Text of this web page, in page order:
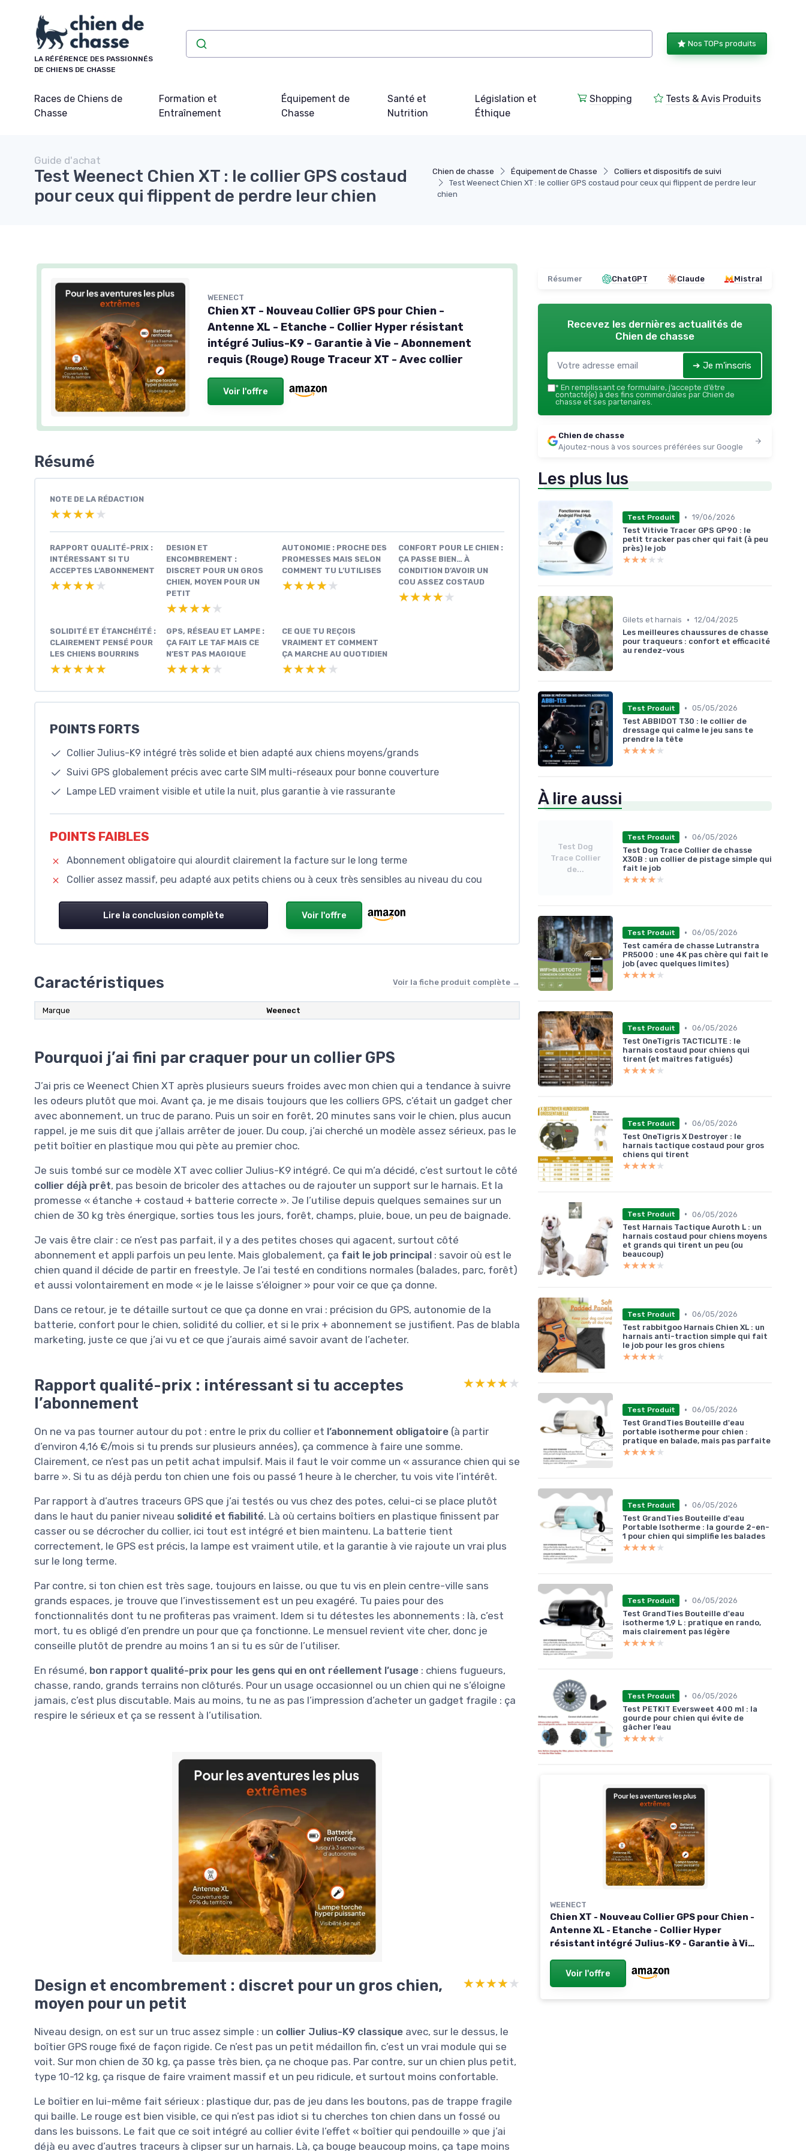
LA RÉFÉRENCE DES PASSIONNÉS
DE CHIENS DE CHASSE
Nos TOPs produits
Races de Chiens de
Chasse
Formation et
Entraînement
Équipement de
Chasse
Santé et
Nutrition
Législation et
Éthique
Shopping Tests & Avis Produits
Chien de chasse Équipement de Chasse
Colliers et dispositifs de suivi
Test Weenect Chien XT : le collier GPS costaud pour ceux qui flippent de perdre leur
chien
Guide d'achat
Test Weenect Chien XT : le collier GPS costaud
pour ceux qui flippent de perdre leur chien
WEENECT
Chien XT - Nouveau Collier GPS pour Chien -
Antenne XL - Etanche - Collier Hyper résistant
intégré Julius-K9 - Garantie à Vie - Abonnement
requis (Rouge) Rouge Traceur XT - Avec collier
Voir l'offre
Résumé
NOTE DE LA RÉDACTION
★★★★★
★★★★★
RAPPORT QUALITÉ-PRIX :
INTÉRESSANT SI TU
ACCEPTES L’ABONNEMENT
★★★★★
★★★★★
DESIGN ET
ENCOMBREMENT :
DISCRET POUR UN GROS
CHIEN, MOYEN POUR UN
PETIT
★★★★★
★★★★★
AUTONOMIE : PROCHE DES
PROMESSES MAIS SELON
COMMENT TU L’UTILISES
★★★★★
★★★★★
CONFORT POUR LE CHIEN :
ÇA PASSE BIEN… À
CONDITION D’AVOIR UN
COU ASSEZ COSTAUD
★★★★★
★★★★★
SOLIDITÉ ET ÉTANCHÉITÉ :
CLAIREMENT PENSÉ POUR
LES CHIENS BOURRINS
★★★★★
★★★★★
GPS, RÉSEAU ET LAMPE :
ÇA FAIT LE TAF MAIS CE
N’EST PAS MAGIQUE
★★★★★
★★★★★
CE QUE TU REÇOIS
VRAIMENT ET COMMENT
ÇA MARCHE AU QUOTIDIEN
★★★★★
★★★★★
POINTS FORTS
Collier Julius-K9 intégré très solide et bien adapté aux chiens moyens/grands
Suivi GPS globalement précis avec carte SIM multi-réseaux pour bonne couverture
Lampe LED vraiment visible et utile la nuit, plus garantie à vie rassurante
POINTS FAIBLES
Abonnement obligatoire qui alourdit clairement la facture sur le long terme
Collier assez massif, peu adapté aux petits chiens ou à ceux très sensibles au niveau du cou
Lire la conclusion complète Voir l'offre
Caractéristiques Voir la fiche produit complète →
Marque Weenect
Pourquoi j’ai fini par craquer pour un collier GPS
J’ai pris ce Weenect Chien XT après plusieurs sueurs froides avec mon chien qui a tendance à suivre
les odeurs plutôt que moi. Avant ça, je me disais toujours que les colliers GPS, c’était un gadget cher
avec abonnement, un truc de parano. Puis un soir en forêt, 20 minutes sans voir le chien, plus aucun
rappel, je me suis dit que j’allais arrêter de jouer. Du coup, j’ai cherché un modèle assez sérieux, pas le
petit boîtier en plastique mou qui pète au premier choc.
Je suis tombé sur ce modèle XT avec collier Julius-K9 intégré. Ce qui m’a décidé, c’est surtout le côté
collier déjà prêt, pas besoin de bricoler des attaches ou de rajouter un support sur le harnais. Et la
promesse « étanche + costaud + batterie correcte ». Je l’utilise depuis quelques semaines sur un
chien de 30 kg très énergique, sorties tous les jours, forêt, champs, pluie, boue, un peu de baignade.
Je vais être clair : ce n’est pas parfait, il y a des petites choses qui agacent, surtout côté
abonnement et appli parfois un peu lente. Mais globalement, ça fait le job principal : savoir où est le
chien quand il décide de partir en freestyle. Je l’ai testé en conditions normales (balades, parc, forêt)
et aussi volontairement en mode « je le laisse s’éloigner » pour voir ce que ça donne.
Dans ce retour, je te détaille surtout ce que ça donne en vrai : précision du GPS, autonomie de la
batterie, confort pour le chien, solidité du collier, et si le prix + abonnement se justifient. Pas de blabla
marketing, juste ce que j’ai vu et ce que j’aurais aimé savoir avant de l’acheter.
Rapport qualité-prix : intéressant si tu acceptes
l’abonnement
★★★★★
★★★★★
On ne va pas tourner autour du pot : entre le prix du collier et l’abonnement obligatoire (à partir
d’environ 4,16 €/mois si tu prends sur plusieurs années), ça commence à faire une somme.
Clairement, ce n’est pas un petit achat impulsif. Mais il faut le voir comme un « assurance chien qui se
barre ». Si tu as déjà perdu ton chien une fois ou passé 1 heure à le chercher, tu vois vite l’intérêt.
Par rapport à d’autres traceurs GPS que j’ai testés ou vus chez des potes, celui-ci se place plutôt
dans le haut du panier niveau solidité et fiabilité. Là où certains boîtiers en plastique finissent par
casser ou se décrocher du collier, ici tout est intégré et bien maintenu. La batterie tient
correctement, le GPS est précis, la lampe est vraiment utile, et la garantie à vie rajoute un vrai plus
sur le long terme.
Par contre, si ton chien est très sage, toujours en laisse, ou que tu vis en plein centre-ville sans
grands espaces, je trouve que l’investissement est un peu exagéré. Tu paies pour des
fonctionnalités dont tu ne profiteras pas vraiment. Idem si tu détestes les abonnements : là, c’est
mort, tu es obligé d’en prendre un pour que ça fonctionne. Le mensuel revient vite cher, donc je
conseille plutôt de prendre au moins 1 an si tu es sûr de l’utiliser.
En résumé, bon rapport qualité-prix pour les gens qui en ont réellement l’usage : chiens fugueurs,
chasse, rando, grands terrains non clôturés. Pour un usage occasionnel ou un chien qui ne s’éloigne
jamais, c’est plus discutable. Mais au moins, tu ne as pas l’impression d’acheter un gadget fragile : ça
respire le sérieux et ça se ressent à l’utilisation.
Design et encombrement : discret pour un gros chien,
moyen pour un petit
★★★★★
★★★★★
Niveau design, on est sur un truc assez simple : un collier Julius-K9 classique avec, sur le dessus, le
boîtier GPS rouge fixé de façon rigide. Ce n’est pas un petit médaillon fin, c’est un vrai module qui se
voit. Sur mon chien de 30 kg, ça passe très bien, ça ne choque pas. Par contre, sur un chien plus petit,
type 10-12 kg, ça risque de faire vraiment massif et un peu ridicule, et surtout moins confortable.
Le boîtier en lui-même fait sérieux : plastique dur, pas de jeu dans les boutons, pas de trappe fragile
qui baille. Le rouge est bien visible, ce qui n’est pas idiot si tu cherches ton chien dans un fossé ou
dans les buissons. Le fait que ce soit intégré au collier évite l’effet « boîtier qui pendouille » que j’ai
déjà eu avec d’autres traceurs à clipser sur un harnais. Là, ça bouge beaucoup moins, ça tape moins
Résumer ChatGPT Claude Mistral
Recevez les dernières actualités de
Chien de chasse
➔ Je m'inscris
* En remplissant ce formulaire, j’accepte d’être
contacté(e) à des fins commerciales par Chien de
chasse et ses partenaires.
Chien de chasse
Ajoutez-nous à vos sources préférées sur Google
Les plus lus
Test Produit • 19/06/2026
Test Vitivie Tracer GPS GP90 : le
petit tracker pas cher qui fait (à peu
près) le job
★★★★★
★★★★★
Gilets et harnais • 12/04/2025
Les meilleures chaussures de chasse
pour traqueurs : confort et efficacité
au rendez-vous
Test Produit • 05/05/2026
Test ABBIDOT T30 : le collier de
dressage qui calme le jeu sans te
prendre la tête
★★★★★
★★★★★
À lire aussi
Test Dog
Trace Collier
de...
Test Produit • 06/05/2026
Test Dog Trace Collier de chasse
X30B : un collier de pistage simple qui
fait le job
★★★★★
★★★★★
Test Produit • 06/05/2026
Test caméra de chasse Lutranstra
PR5000 : une 4K pas chère qui fait le
job (avec quelques limites)
★★★★★
★★★★★
Test Produit • 06/05/2026
Test OneTigris TACTICLITE : le
harnais costaud pour chiens qui
tirent (et maîtres fatigués)
★★★★★
★★★★★
Test Produit • 06/05/2026
Test OneTigris X Destroyer : le
harnais tactique costaud pour gros
chiens qui tirent
★★★★★
★★★★★
Test Produit • 06/05/2026
Test Harnais Tactique Auroth L : un
harnais costaud pour chiens moyens
et grands qui tirent un peu (ou
beaucoup)
★★★★★
★★★★★
Test Produit • 06/05/2026
Test rabbitgoo Harnais Chien XL : un
harnais anti-traction simple qui fait
le job pour les gros chiens
★★★★★
★★★★★
Test Produit • 06/05/2026
Test GrandTies Bouteille d'eau
portable isotherme pour chien :
pratique en balade, mais pas parfaite
★★★★★
★★★★★
Test Produit • 06/05/2026
Test GrandTies Bouteille d'eau
Portable Isotherme : la gourde 2-en-
1 pour chien qui simplifie les balades
★★★★★
★★★★★
Test Produit • 06/05/2026
Test GrandTies Bouteille d'eau
isotherme 1,9 L : pratique en rando,
mais clairement pas légère
★★★★★
★★★★★
Test Produit • 06/05/2026
Test PETKIT Eversweet 400 ml : la
gourde pour chien qui évite de
gâcher l’eau
★★★★★
★★★★★
WEENECT
Chien XT - Nouveau Collier GPS pour Chien -
Antenne XL - Etanche - Collier Hyper
résistant intégré Julius-K9 - Garantie à Vie -
XT - Avec collier
Voir l'offre